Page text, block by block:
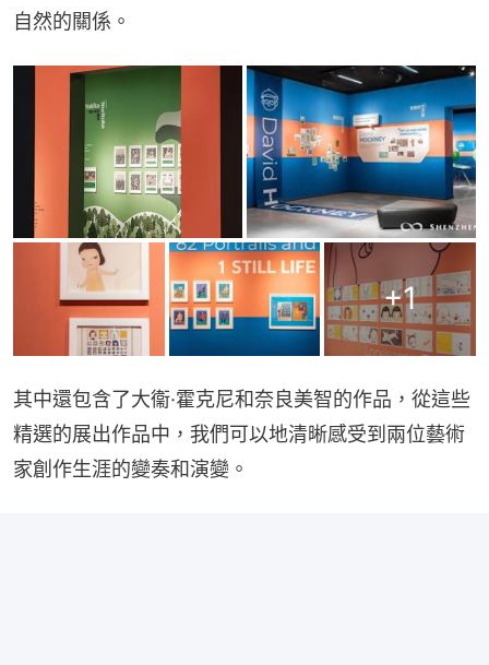
自然的關係。
+1
其中還包含了大衞·霍克尼和奈良美智的作品，從這些
精選的展出作品中，我們可以地清晰感受到兩位藝術
家創作生涯的變奏和演變。